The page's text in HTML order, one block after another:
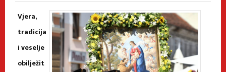
Vjera,
tradicija
i veselje
obilježit